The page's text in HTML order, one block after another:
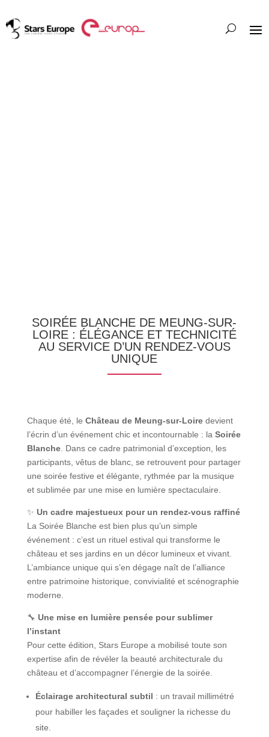
SOIRÉE BLANCHE DE MEUNG-SUR-
LOIRE : ÉLÉGANCE ET TECHNICITÉ
AU SERVICE D’UN RENDEZ-VOUS
UNIQUE
Chaque été, le Château de Meung-sur-Loiredevient
l’écrin d’un événement chic et incontournable : la Soirée
Blanche. Dans ce cadre patrimonial d’exception, les
participants, vêtus de blanc, se retrouvent pour partager
une soirée festive et élégante, rythmée par la musique
et sublimée par une mise en lumière spectaculaire.
✨ Un cadre majestueux pour un rendez-vous raffiné
La Soirée Blanche est bien plus qu’un simple
événement : c’est un rituel estival qui transforme le
château et ses jardins en un décor lumineux et vivant.
L’ambiance unique qui s’en dégage naît de l’alliance
entre patrimoine historique, convivialité et scénographie
moderne.
🔧 Une mise en lumière pensée pour sublimer
l’instant
Pour cette édition, Stars Europe a mobilisé toute son
expertise afin de révéler la beauté architecturale du
château et d’accompagner l’énergie de la soirée.
Éclairage architectural subtil : un travail millimétré
pour habiller les façades et souligner la richesse du
site.